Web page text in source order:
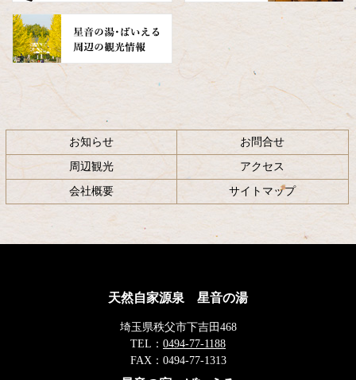
お知らせ お問合せ
周辺観光 アクセス
会社概要 サイトマップ
天然自家源泉 星音の湯
埼玉県秩父市下吉田468
TEL： 0494-77-1188
FAX： 0494-77-1313